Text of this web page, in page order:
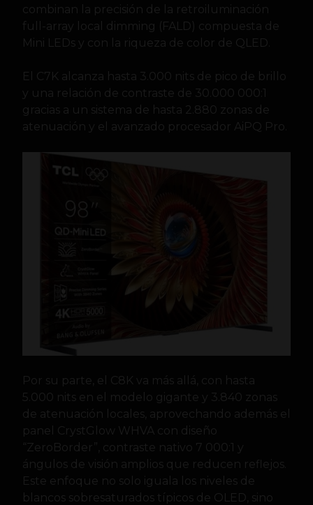
combinan la precisión de la retroiluminación
full-array local dimming (FALD) compuesta de
Mini LEDs y con la riqueza de color de QLED.
El C7K alcanza hasta 3.000 nits de pico de brillo
y una relación de contraste de 30.000 000:1
gracias a un sistema de hasta 2.880 zonas de
atenuación y el avanzado procesador AiPQ Pro.
Por su parte, el C8K va más allá, con hasta
5.000 nits en el modelo gigante y 3.840 zonas
de atenuación locales, aprovechando además el
panel CrystGlow WHVA con diseño
“ZeroBorder”, contraste nativo 7 000:1 y
ángulos de visión amplios que reducen reflejos.
Este enfoque no solo iguala los niveles de
blancos sobresaturados típicos de OLED, sino